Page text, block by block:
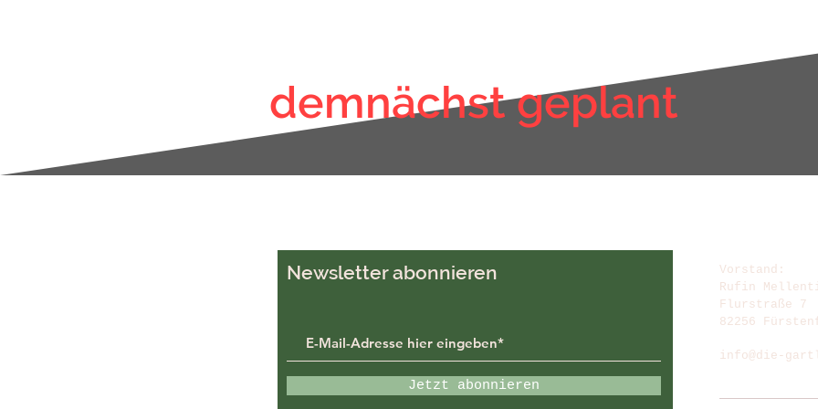
demnächst geplant
Newsletter abonnieren
Jetzt abonnieren
Vorstand:
Rufin
Flurstraße 7
82256
info@die-